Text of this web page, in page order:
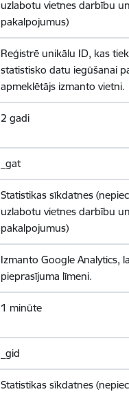
uzlabotu vietnes darbību un
pakalpojumus)
Reģistrē unikālu ID, kas
statistisko datu iegūšanai
apmeklētājs izmanto vietni.
2 gadi
_gat
Statistikas sīkdatnes
uzlabotu vietnes darbību un
pakalpojumus)
Izmanto Google Analytics,
pieprasījuma līmeni.
1 minūte
_gid
Statistikas sīkdatnes